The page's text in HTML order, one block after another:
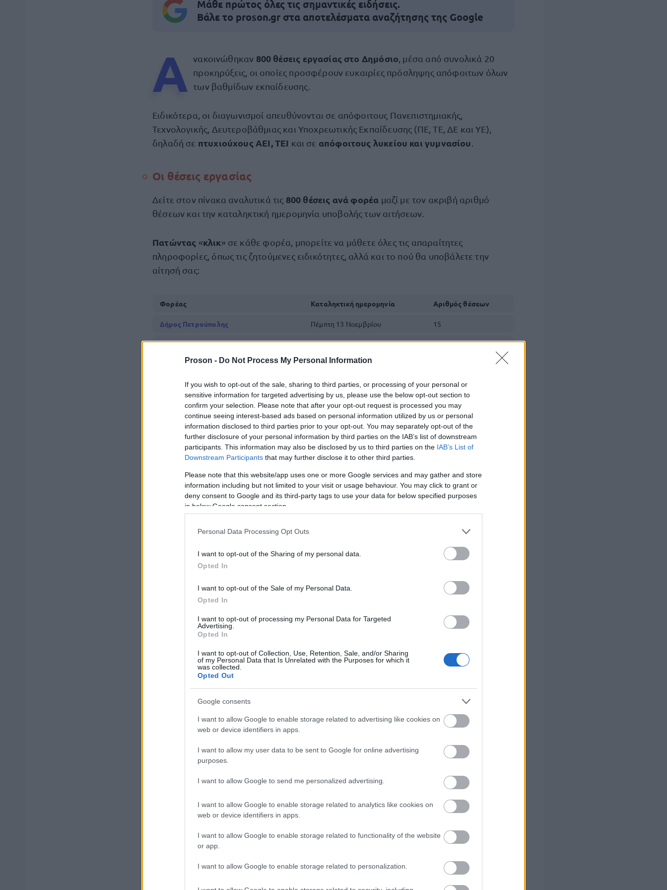
Proson - Do Not Process My Personal Information
If you wish to opt-out of the sale, sharing to third parties, or processing of your personal or
sensitive information for targeted advertising by us, please use the below opt-out section to
confirm your selection. Please note that after your opt-out request is processed you may
continue seeing interest-based ads based on personal information utilized by us or personal
information disclosed to third parties prior to your opt-out. You may separately opt-out of the
further disclosure of your personal information by third parties on the IAB’s list of downstream
participants. This information may also be disclosed by us to third parties on the IAB’s List of
Downstream Participants that may further disclose it to other third parties.
Please note that this website/app uses one or more Google services and may gather and store
information including but not limited to your visit or usage behaviour. You may click to grant or
deny consent to Google and its third-party tags to use your data for below specified purposes
in below Google consent section.
Personal Data Processing Opt Outs
I want to opt-out of the Sharing of my personal data.
Opted In
I want to opt-out of the Sale of my Personal Data.
Opted In
I want to opt-out of processing my Personal Data for Targeted
Advertising.
Opted In
I want to opt-out of Collection, Use, Retention, Sale, and/or Sharing
of my Personal Data that Is Unrelated with the Purposes for which it
was collected.
Opted Out
Google consents
I want to allow Google to enable storage related to advertising like cookies on
web or device identifiers in apps.
I want to allow my user data to be sent to Google for online advertising
purposes.
I want to allow Google to send me personalized advertising.
I want to allow Google to enable storage related to analytics like cookies on
web or device identifiers in apps.
I want to allow Google to enable storage related to functionality of the website
or app.
I want to allow Google to enable storage related to personalization.
Μάθε πρώτος όλες τις σημαντικές ειδήσεις.
Βάλε το proson.gr στα αποτελέσματα αναζήτησης της Google
Α νακοινώθηκαν 800 θέσεις εργασίας στο Δημόσιο , μέσα από συνολικά 20
προκηρύξεις, οι οποίες προσφέρουν ευκαιρίες πρόσληψης απόφοιτων όλων
των βαθμίδων εκπαίδευσης.
Ειδικότερα, οι διαγωνισμοί απευθύνονται σε απόφοιτους Πανεπιστημιακής,
Τεχνολογικής, Δευτεροβάθμιας και Υποχρεωτικής Εκπαίδευσης (ΠΕ, ΤΕ, ΔΕ και ΥΕ),
δηλαδή σε πτυχιούχους ΑΕΙ, ΤΕΙ και σε απόφοιτους λυκείου και γυμνασίου
Οι θέσεις εργασίας
Δείτε στον πίνακα αναλυτικά τις 800 θέσεις ανά φορέα μαζί με τον ακριβή αριθμό
θέσεων και την καταληκτική ημερομηνία υποβολής των αιτήσεων.
Πατώντας «κλικ» σε κάθε φορέα, μπορείτε να μάθετε όλες τις απαραίτητες
πληροφορίες, όπως τις ζητούμενες ειδικότητες, αλλά και το πού θα υποβάλετε την
αίτησή σας:
Φορέας Καταληκτική ημερομηνία Αριθμός θέσεων
Δήμος Πετρούπολης Πέμπτη 13 Νοεμβρίου 15
Δήμος Κιλκίς Δευτέρα 17 Νοεμβρίου 20
Αστυνομία Δευτέρα 17 Νοεμβρίου
Δήμος Βόλου Δευτέρα 17 Νοεμβρίου 4
Εθνικό Αρχαιολογικό Μουσείο Δευτέρα 17 Νοεμβρίου 55
Δήμος Φυλής Τετάρτη 19 Νοεμβρίου 13
Δήμος Καλλιθέας Πέμπτη 20 Νοεμβρίου 5
Πυροσβεστικό Σώμα Παρασκευή 21 Νοεμβρίου 45
Δήμος Βόλου
Κυριακή 30 Νοεμβρίου 141
Δήμος Θάσου Παρασκευή 5 Δεκεμβρίου
ΑΣΕΠ 6Κ/2025
Δευτέρα 15 Δεκεμβρίου 3
Μείνετε συντονισμένοι στο Proson.gr για να ενημερώνεστε πρώτοι για όλες τις
προσλήψεις στο Δημόσιο
Κάντε εύκολα την αίτηση σας με τη βοήθεια του
Το γραφείο αιτήσεων τουProson.grαναλαμβάνει κάθε χρόνο να κάνει
αναζητούνεργασίαστοδημόσιο.